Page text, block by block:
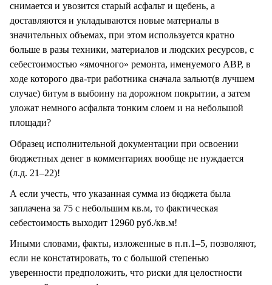
снимается и увозится старый асфальт и щебень, а
доставляются и укладываются новые материалы в
значительных объемах, при этом используется кратно
больше в разы техники, материалов и людских ресурсов, с
себестоимостью «ямочного» ремонта, именуемого АВР, в
ходе которого два-три работника сначала зальют(в лучшем
случае) битум в выбоину на дорожном покрытии, а затем
уложат немного асфальта тонким слоем и на небольшой
площади?
Образец исполнительной документации при освоении
бюджетных денег в комментариях вообще не нуждается
(л.д. 21–22)!
А если учесть, что указанная сумма из бюджета была
заплачена за 75 с небольшим кв.м, то фактическая
себестоимость выходит 12960 руб./кв.м!
Иными словами, факты, изложенные в п.п.1–5, позволяют,
если не констатировать, то с большой степенью
уверенности предположить, что риски для целостности